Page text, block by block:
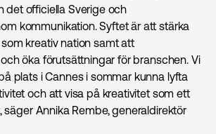
det officiella Sverige och
kommunikation. Syftet är att stärka
kreativ nation samt att
öka förutsättningar för branschen. Vi
plats i Cannes i sommar kunna lyfta
och att visa på kreativitet som ett
säger Annika Rembe, generaldirektör